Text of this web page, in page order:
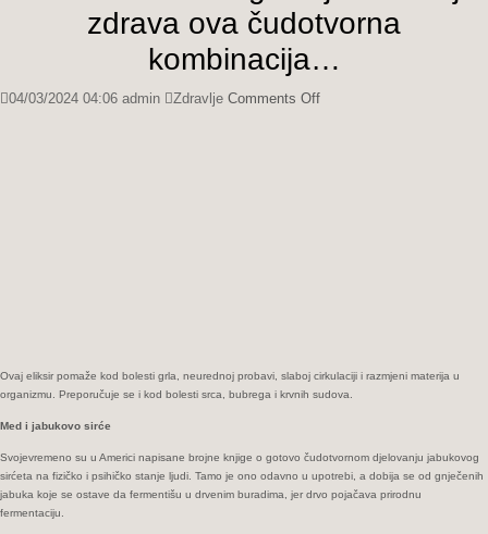
zdrava ova čudotvorna
kombinacija…
04/03/2024 04:06 admin Zdravlje Comments Offon
koliko
je
čudotvorna
kombinacija…
Ovaj eliksir pomaže kod bolesti grla, neurednoj probavi, slaboj cirkulaciji i razmjeni materija u
organizmu. Preporučuje se i kod bolesti srca, bubrega i krvnih sudova.
Med i jabukovo sirće
Svojevremeno su u Americi napisane brojne knjige o gotovo čudotvornom djelovanju jabukovog
sirćeta na fizičko i psihičko stanje ljudi. Tamo je ono odavno u upotrebi, a dobija se od gnječenih
jabuka koje se ostave da fermentišu u drvenim buradima, jer drvo pojačava prirodnu
fermentaciju.